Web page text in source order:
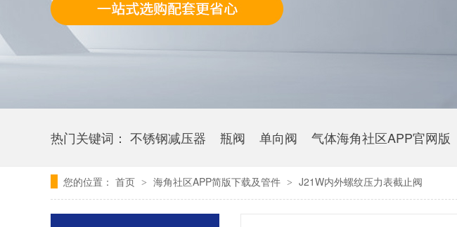
热门关键词： 不锈钢减压器 瓶阀 单向阀 气体海角社区APP官网版
您的位置： 首页 > 海角社区APP简版下载及管件 > J21W内外螺纹压力表截止阀